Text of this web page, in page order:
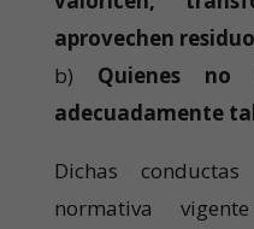
aprovechen
b) Quienes no
adecuadamente
Dichas
normativa